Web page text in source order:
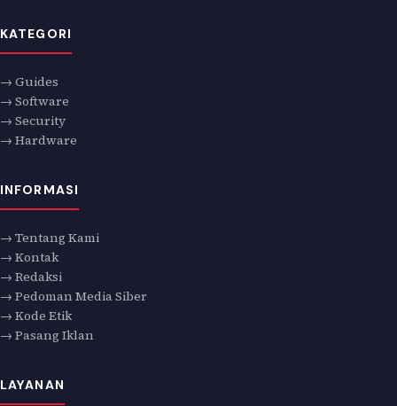
KATEGORI
→ Guides
→ Software
→ Security
→ Hardware
INFORMASI
→ Tentang Kami
→ Kontak
→ Redaksi
→ Pedoman Media Siber
→ Kode Etik
→ Pasang Iklan
LAYANAN